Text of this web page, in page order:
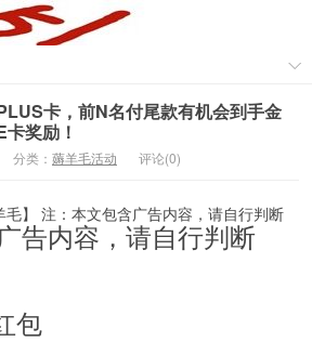
卡，前N名付尾款有机会到手金
奖励！
分类： 薅羊毛活动 评论(0)
】 注：本文包含广告内容，请自行判断
告内容，请自行判断
包